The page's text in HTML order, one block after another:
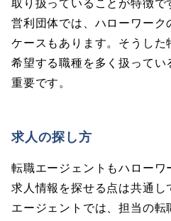
取り扱っていることが特徴で
営利団体では、ハローワーク
ケースもあります。そうした
希望する職種を多く扱ってい
重要です。
求人の探し方
転職エージェントもハロー
求人情報を探せる点は共通し
エージェントでは、担当の